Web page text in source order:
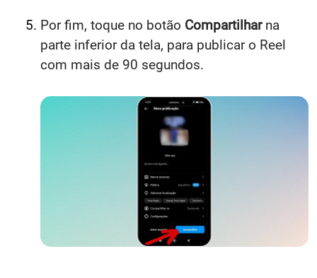
Por fim, toque no botão Compartilharna
parte inferior da tela, para publicar o Reel
com mais de 90 segundos.